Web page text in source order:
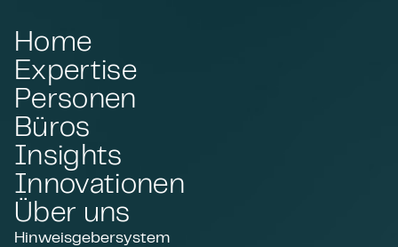
Home
Expertise
Personen
Büros
Insights
Innovationen
Über uns
Hinweisgebersystem